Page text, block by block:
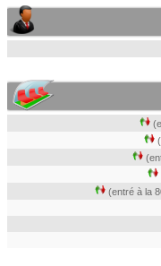
(entré à la